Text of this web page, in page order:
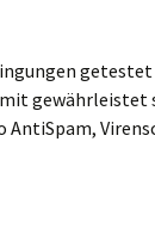
gewährleistet